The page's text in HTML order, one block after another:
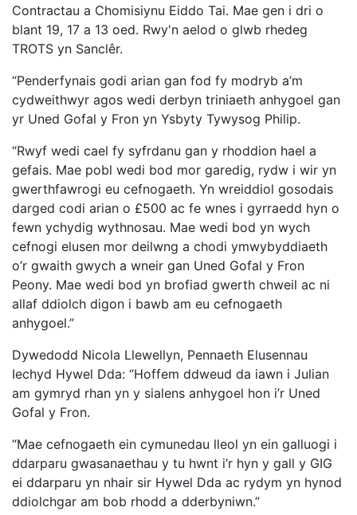
Contractau a Chomisiynu Eiddo Tai. Mae gen i dri o
blant 19, 17 a 13 oed. Rwy'n aelod o glwb rhedeg
TROTS yn Sanclêr.
“Penderfynais godi arian gan fod fy modryb a’m
cydweithwyr agos wedi derbyn triniaeth anhygoel gan
yr Uned Gofal y Fron yn Ysbyty Tywysog Philip.
“Rwyf wedi cael fy syfrdanu gan y rhoddion hael a
gefais. Mae pobl wedi bod mor garedig, rydw i wir yn
gwerthfawrogi eu cefnogaeth. Yn wreiddiol gosodais
darged codi arian o £500 ac fe wnes i gyrraedd hyn o
fewn ychydig wythnosau. Mae wedi bod yn wych
cefnogi elusen mor deilwng a chodi ymwybyddiaeth
o’r gwaith gwych a wneir gan Uned Gofal y Fron
Peony. Mae wedi bod yn brofiad gwerth chweil ac ni
allaf ddiolch digon i bawb am eu cefnogaeth
anhygoel.”
Dywedodd Nicola Llewellyn, Pennaeth Elusennau
Iechyd Hywel Dda: “Hoffem ddweud da iawn i Julian
am gymryd rhan yn y sialens anhygoel hon i’r Uned
Gofal y Fron.
“Mae cefnogaeth ein cymunedau lleol yn ein galluogi i
ddarparu gwasanaethau y tu hwnt i’r hyn y gall y GIG
ei ddarparu yn nhair sir Hywel Dda ac rydym yn hynod
ddiolchgar am bob rhodd a dderbyniwn.”